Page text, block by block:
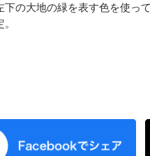
下の大地の緑を表す色を使っ